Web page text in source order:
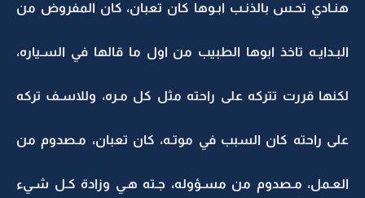
هنـادي تحـس بالذنـب ابـوها كان تعبان، كان المفروض من
البـدايـه تاخذ ابوها الطبيب من اول ما قالها في السـياره،
لكنها قررت تتركه على راحته مثل كل مـره، وللاسـف تركه
على راحته كان السبب في موتـه، كان تعبان، مـصدوم من
العـمل، مـصدوم من مسـؤوله، جـته هـي وزادة كـل شـيء